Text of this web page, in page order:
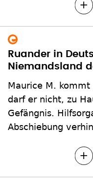
Ruander in
Niemandsland
Maurice M. kommt
darf er nicht, zu
Gefängnis.
Abschiebung